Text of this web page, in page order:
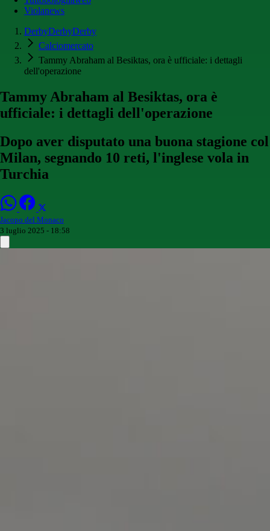
Violanews
DerbyDerbyDerby
Calciomercato
Tammy Abraham al Besiktas, ora è ufficiale: i dettagli
dell'operazione
Tammy Abraham al Besiktas, ora è
ufficiale: i dettagli dell'operazione
Dopo aver disputato una buona stagione col
Milan, segnando 10 reti, l'inglese vola in
Turchia
Jacopo del Monaco
3 luglio 2025 - 18:58